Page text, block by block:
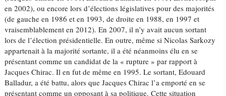
en 2002), ou encore lors d’élections législatives pour des majorités
(de gauche en 1986 et en 1993, de droite en 1988, en 1997 et
vraisemblablement en 2012). En 2007, il n’y avait aucun sortant
lors de l’élection présidentielle. En outre, même si Nicolas Sarkozy
appartenait à la majorité sortante, il a été néanmoins élu en se
présentant comme un candidat de la « rupture » par rapport à
Jacques Chirac. Il en fut de même en 1995. Le sortant, Edouard
Balladur, a été battu, alors que Jacques Chirac l’a emporté en se
présentant comme un opposant à sa politique. Cette situation